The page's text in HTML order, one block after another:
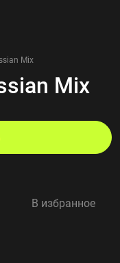
Mix
Mix
В избранное